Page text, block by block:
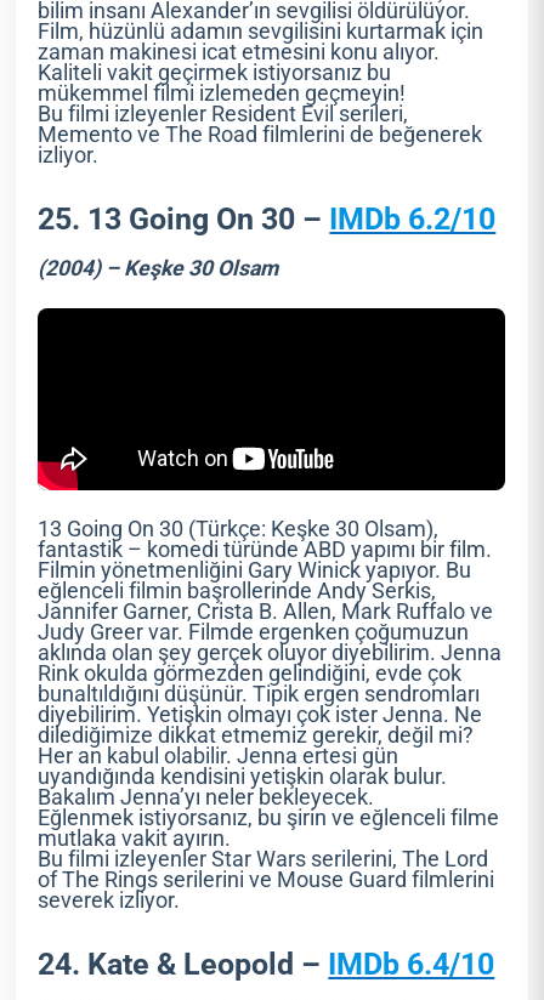
bilim insanı Alexander’ın sevgilisi öldürülüyor.
Film, hüzünlü adamın sevgilisini kurtarmak için
zaman makinesi icat etmesini konu alıyor.
Kaliteli vakit geçirmek istiyorsanız bu
mükemmel filmi izlemeden geçmeyin!
Bu filmi izleyenler Resident Evil serileri,
Memento ve The Road filmlerini de beğenerek
izliyor.
25. 13 Going On 30 – IMDb 6.2/10
(2004) – Keşke 30 Olsam
13 Going On 30 (Türkçe: Keşke 30 Olsam),
fantastik – komedi türünde ABD yapımı bir film.
Filmin yönetmenliğini Gary Winick yapıyor. Bu
eğlenceli filmin başrollerinde Andy Serkis,
Jannifer Garner, Crista B. Allen, Mark Ruffalo ve
Judy Greer var. Filmde ergenken çoğumuzun
aklında olan şey gerçek oluyor diyebilirim. Jenna
Rink okulda görmezden gelindiğini, evde çok
bunaltıldığını düşünür. Tipik ergen sendromları
diyebilirim. Yetişkin olmayı çok ister Jenna. Ne
dilediğimize dikkat etmemiz gerekir, değil mi?
Her an kabul olabilir. Jenna ertesi gün
uyandığında kendisini yetişkin olarak bulur.
Bakalım Jenna’yı neler bekleyecek.
Eğlenmek istiyorsanız, bu şirin ve eğlenceli filme
mutlaka vakit ayırın.
Bu filmi izleyenler Star Wars serilerini, The Lord
of The Rings serilerini ve Mouse Guard filmlerini
severek izliyor.
24. Kate & Leopold – IMDb 6.4/10